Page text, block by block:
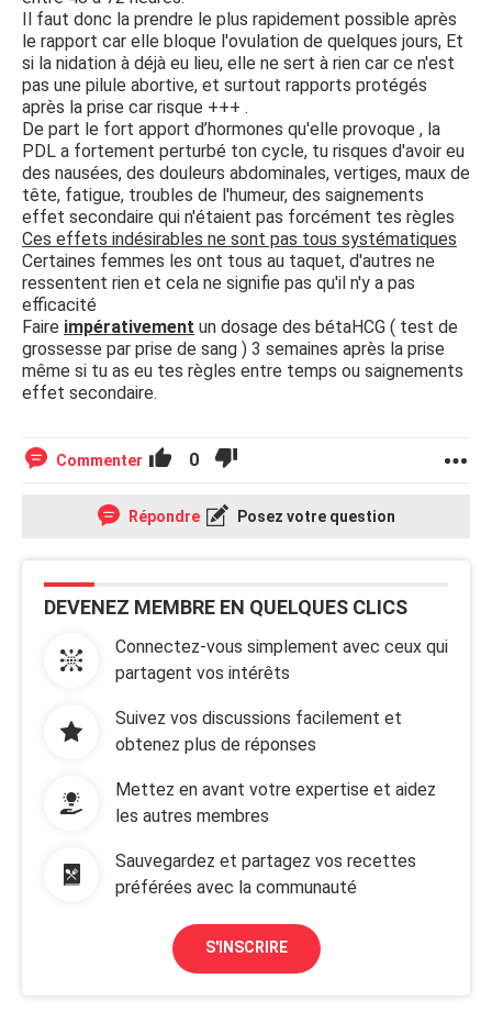
Il faut donc la prendre le plus rapidement possible après
le rapport car elle bloque l'ovulation de quelques jours, Et
si la nidation à déjà eu lieu, elle ne sert à rien car ce n'est
pas une pilule abortive, et surtout rapports protégés
après la prise car risque +++ .
De part le fort apport d’hormones qu'elle provoque , la
PDL a fortement perturbé ton cycle, tu risques d'avoir eu
des nausées, des douleurs abdominales, vertiges, maux de
tête, fatigue, troubles de l'humeur, des saignements
effet secondaire qui n'étaient pas forcément tes règles
Ces effets indésirables ne sont pas tous systématiques
Certaines femmes les ont tous au taquet, d'autres ne
ressentent rien et cela ne signifie pas qu'il n'y a pas
efficacité
Faire impérativement un dosage des bétaHCG ( test de
grossesse par prise de sang ) 3 semaines après la prise
même si tu as eu tes règles entre temps ou saignements
effet secondaire.
Commenter 0
Répondre Posez votre question
DEVENEZ MEMBRE EN QUELQUES CLICS
Connectez-vous simplement avec ceux qui
partagent vos intérêts
Suivez vos discussions facilement et
obtenez plus de réponses
Mettez en avant votre expertise et aidez
les autres membres
Sauvegardez et partagez vos recettes
préférées avec la communauté
S'INSCRIRE